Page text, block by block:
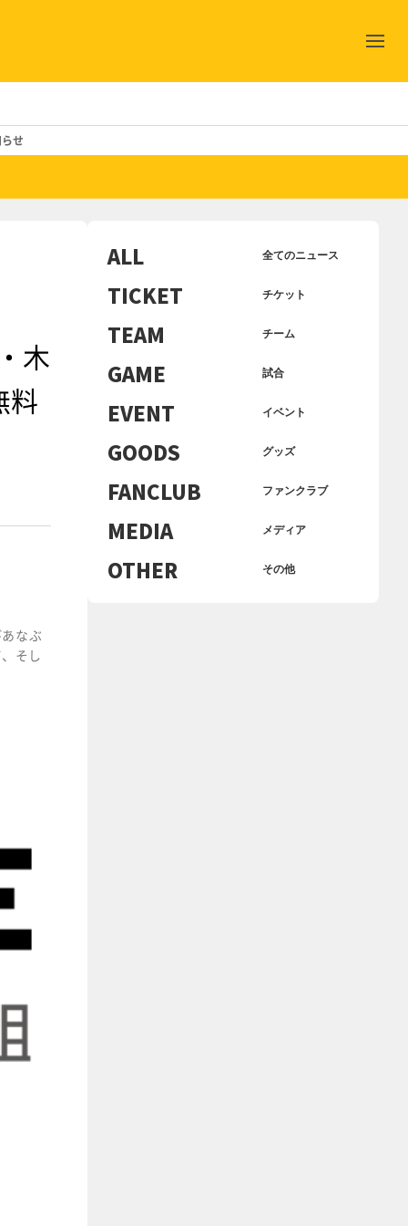
せ
木
料
なぶ
そし
ALL 全てのニュース
TICKET チケット
TEAM チーム
GAME 試合
EVENT イベント
GOODS グッズ
FANCLUB ファンクラブ
MEDIA メディア
OTHER その他